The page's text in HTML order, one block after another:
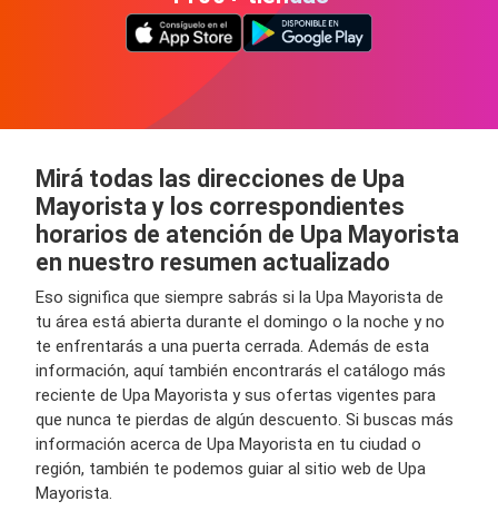
Mirá todas las direcciones de Upa
Mayorista y los correspondientes
horarios de atención de Upa Mayorista
en nuestro resumen actualizado
Eso significa que siempre sabrás si la Upa Mayorista de
tu área está abierta durante el domingo o la noche y no
te enfrentarás a una puerta cerrada. Además de esta
información, aquí también encontrarás el catálogo más
reciente de Upa Mayorista y sus ofertas vigentes para
que nunca te pierdas de algún descuento. Si buscas más
información acerca de Upa Mayorista en tu ciudad o
región, también te podemos guiar al sitio web de Upa
Mayorista.